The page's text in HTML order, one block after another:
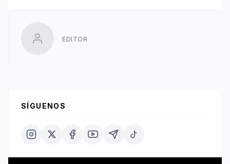
EDITOR
SÍGUENOS